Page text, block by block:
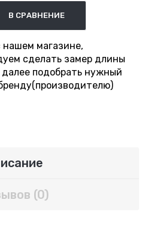
В СРАВНЕНИЕ
нашем магазине,
сделать замер длины
подобрать нужный
(0)